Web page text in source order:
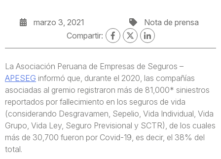
marzo 3, 2021
Nota de prensa
Compartir:
La Asociación Peruana de Empresas de Seguros –
APESEG informó que, durante el 2020, las compañías
asociadas al gremio registraron más de 81,000* siniestros
reportados por fallecimiento en los seguros de vida
(considerando Desgravamen, Sepelio, Vida Individual, Vida
Grupo, Vida Ley, Seguro Previsional y SCTR), de los cuales
más de 30,700 fueron por Covid-19, es decir, el 38% del
total.